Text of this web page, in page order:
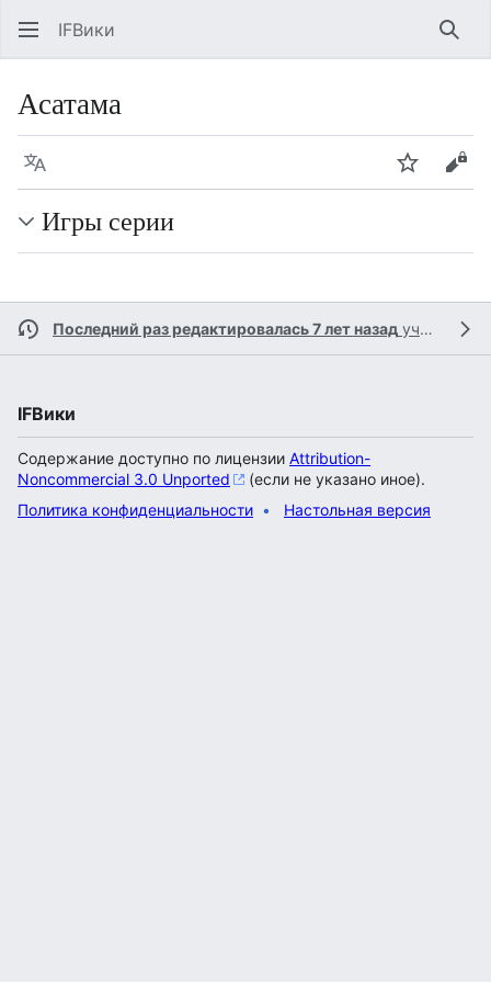
IFВики
Асатама
Язык Следить
Игры серии
Последний раз редактировалась 7 лет назад участником
IFВики
Содержание доступно по лицензии Attribution-
Noncommercial 3.0 Unported
(если не указано иное).
Политика конфиденциальности
Настольная версия